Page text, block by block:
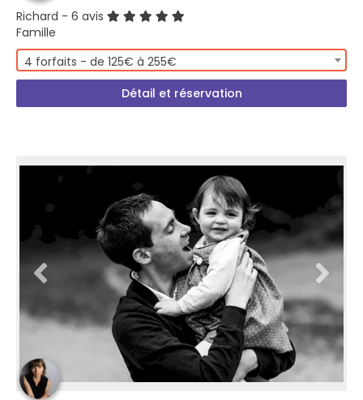
Richard - 6 avis
Famille
4 forfaits - de 125€ à 255€
Détail et réservation